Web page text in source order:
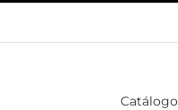
Catálogo